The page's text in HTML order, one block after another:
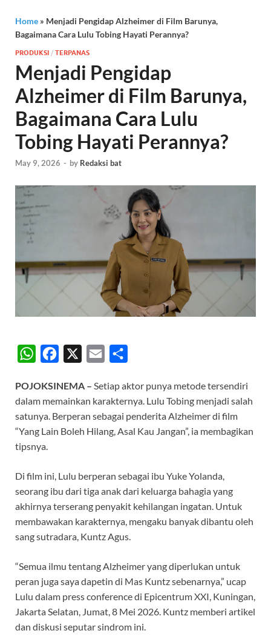
Home » Menjadi Pengidap Alzheimer di Film Barunya,
Bagaimana Cara Lulu Tobing Hayati Perannya?
PRODUKSI / TERPANAS
Menjadi Pengidap
Alzheimer di Film Barunya,
Bagaimana Cara Lulu
Tobing Hayati Perannya?
May 9, 2026 - by Redaksi bat
W
a
t
A
p
c
e
b
k
a
i
a
r
POJOKSINEMA – Setiap aktor punya metode tersendiri
dalam memainkan karakternya. Lulu Tobing menjadi salah
satunya. Berperan sebagai penderita Alzheimer di film
“Yang Lain Boleh Hilang, Asal Kau Jangan”, ia membagikan
tipsnya.
Di film ini, Lulu berperan sebagai ibu Yuke Yolanda,
seorang ibu dari tiga anak dari keluarga bahagia yang
akhirnya terserang penyakit kehilangan ingatan. Untuk
membawakan karakternya, mengaku banyak dibantu oleh
sang sutradara, Kuntz Agus.
“Semua ilmu tentang Alzheimer yang diperlukan untuk
peran juga saya dapetin di Mas Kuntz sebenarnya,” ucap
Lulu dalam press conference di Epicentrum XXI, Kuningan,
Jakarta Selatan, Jumat, 8 Mei 2026. Kuntz memberi artikel
dan diskusi seputar sindrom ini.